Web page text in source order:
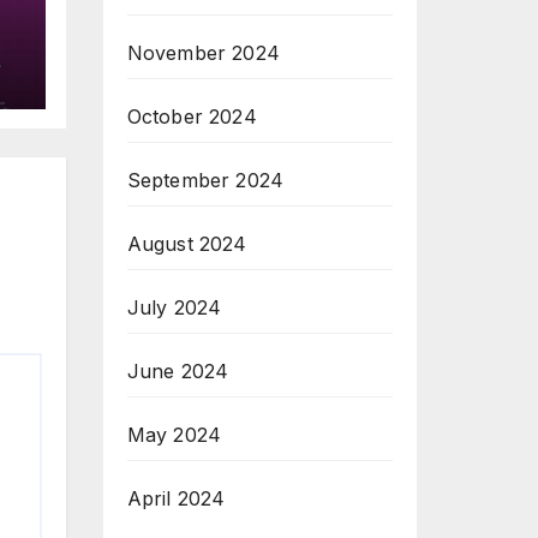
November 2024
October 2024
September 2024
August 2024
July 2024
June 2024
May 2024
April 2024